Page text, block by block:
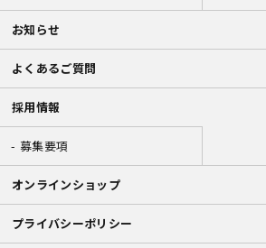
お知らせ
よくあるご質問
採用情報
募集要項
オンラインショップ
プライバシーポリシー